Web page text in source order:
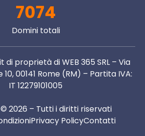
7074
Domini totali
proprietà di WEB 365 SRL – Via
00141 Rome (RM) – Partita IVA:
IT 12279101005
2026 – Tutti i diritti riservati
Privacy PolicyContatti